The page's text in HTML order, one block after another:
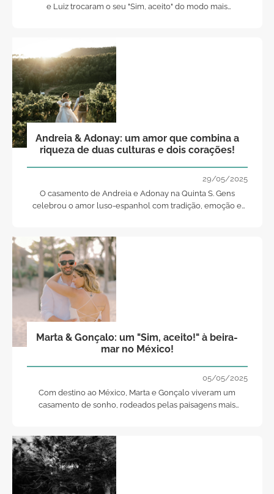
e Luiz trocaram o seu "Sim, aceito" do modo mais
Andreia & Adonay: um amor que combina a
riqueza de duas culturas e dois corações!
29/05/2025
O casamento de Andreia e Adonay na Quinta S. Gens
celebrou o amor luso-espanhol com tradição, emoção e
Marta & Gonçalo: um "Sim, aceito!" à beira-
mar no México!
05/05/2025
Com destino ao México, Marta e Gonçalo viveram um
casamento de sonho, rodeados pelas paisagens mais